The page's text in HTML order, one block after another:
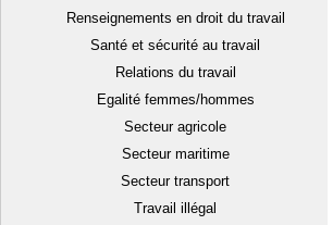
Renseignements en droit du travail
Santé et sécurité au travail
Relations du travail
Egalité femmes/hommes
Secteur agricole
Secteur maritime
Secteur transport
Travail illégal